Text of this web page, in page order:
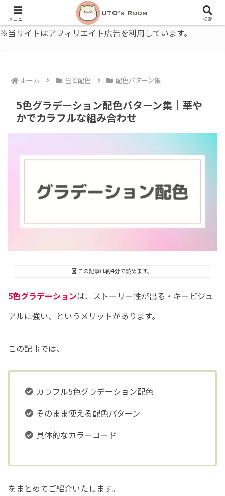
うとの部屋｜毎日に、ちょっと役立つ色と暮らし、健康のこと。
※当サイトはアフィリエイト広告を利用しています。
ホーム 色と配色 配色パターン集
5色グラデーション配色パターン集｜華や
かでカラフルな組み合わせ
この記事は約4分で読めます。
5色グラデーションは、ストーリー性が出る・キービジュ
アルに強い、というメリットがあります。
この記事では、
カラフル5色グラデーション配色
そのまま使える配色パターン
具体的なカラーコード
をまとめてご紹介いたします。
メニュー 検索